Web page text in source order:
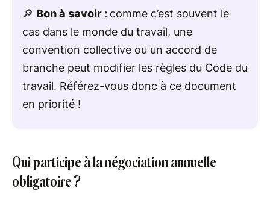
🔎 Bon à savoir : comme c’est souvent le
cas dans le monde du travail, une
convention collective ou un accord de
branche peut modifier les règles du Code du
travail. Référez-vous donc à ce document
en priorité !
Qui participe à la négociation annuelle
obligatoire ?